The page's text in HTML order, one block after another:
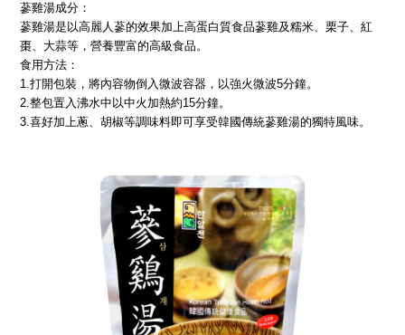
蔘雞湯成分：
蔘雞湯是以高麗人蔘的效果加上高蛋白質食品蔘雞及糯米、栗子、紅
棗、大蒜等，營養豐富的高級食品。
食用方法：
1.打開包裝，將內容物倒入微波容器，以強火微波5分鐘。
2.整包置入沸水中以中火加熱約15分鐘。
3.喜好加上蔥、胡椒等調味料即可享受韓國傳統蔘雞湯的獨特風味。